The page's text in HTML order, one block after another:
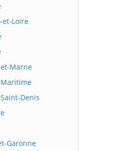
et-Loire
Marne
Denis
Garonne